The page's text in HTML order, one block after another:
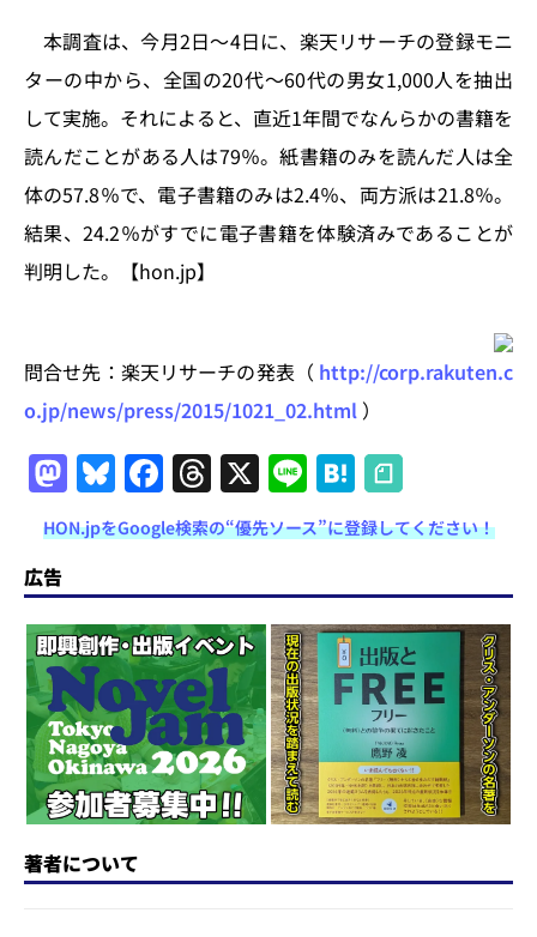
k
本調査は、今月2日〜4日に、楽天リサーチの登録モニ
ターの中から、全国の20代〜60代の男女1,000人を抽出
して実施。それによると、直近1年間でなんらかの書籍を
読んだことがある人は79％。紙書籍のみを読んだ人は全
体の57.8％で、電子書籍のみは2.4％、両方派は21.8％。
結果、24.2％がすでに電子書籍を体験済みであることが
判明した。【hon.jp】
問合せ先：楽天リサーチの発表（ http://corp.rakuten.c
o.jp/news/press/2015/1021_02.html ）
M
a
st
o
d
o
n
Bl
u
e
s
k
y
F
a
c
e
b
o
o
k
T
h
re
a
d
s
X Li
n
e
H
at
e
n
a
HON.jpをGoogle検索の“優先ソース”に登録してください！
広告
著者について